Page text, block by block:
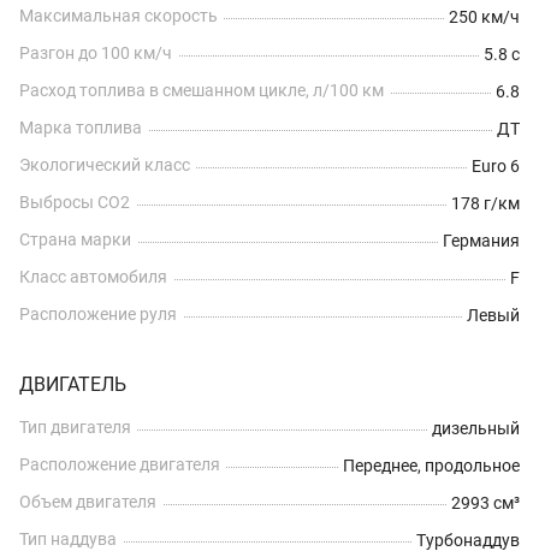
Максимальная скорость
250 км/ч
Разгон до 100 км/ч
5.8 с
Расход топлива в смешанном цикле, л/100 км
6.8
Марка топлива
ДТ
Экологический класс
Euro 6
Выбросы CO2
178 г/км
Страна марки
Германия
Класс автомобиля
F
Расположение руля
Левый
ДВИГАТЕЛЬ
Тип двигателя
дизельный
Расположение двигателя
Переднее, продольное
Объем двигателя
2993 см³
Тип наддува
Турбонаддув